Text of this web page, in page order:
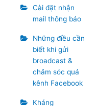
Cài đặt nhận
mail thông báo
Những điều cần
biết khi gửi
broadcast &
chăm sóc quá
kênh Facebook
Kháng